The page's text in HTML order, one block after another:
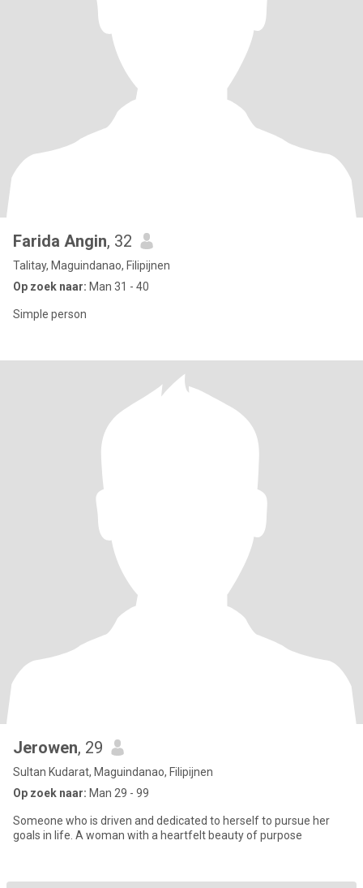
Farida Angin, 32
Talitay, Maguindanao, Filipijnen
Op zoek naar: Man 31 - 40
Simple person
Jerowen, 29
Sultan Kudarat, Maguindanao, Filipijnen
Op zoek naar: Man 29 - 99
Someone who is driven and dedicated to herself to pursue her
goals in life. A woman with a heartfelt beauty of purpose